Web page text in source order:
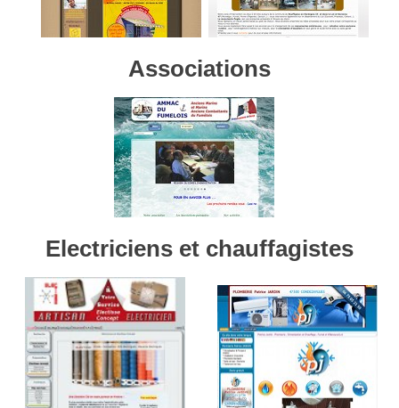
Associations
Electriciens et chauffagistes